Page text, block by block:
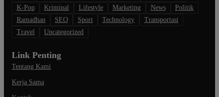
K-Pop
Kriminal Lifestyle Marketing News
Politik
Ramadhan
SEO Sport Technology
Transportasi
Travel
Uncategorized
Link Penting
Tentang Kami
Kerja Sama